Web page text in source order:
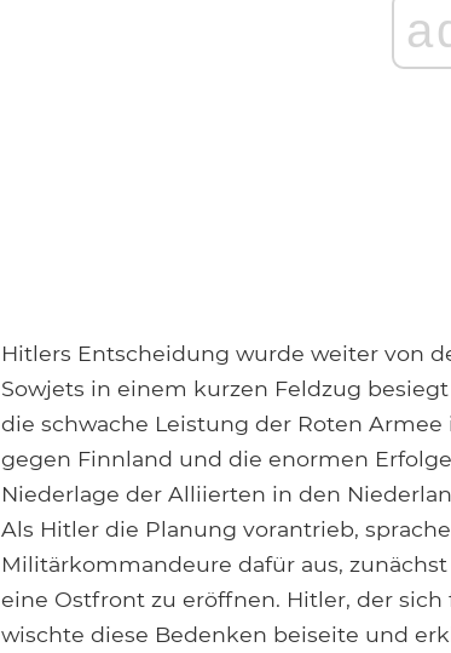
Hitlers Entscheidung wurde weiter von
Sowjets in einem kurzen Feldzug
die schwache Leistung der Roten
gegen Finnland und die enormen
Niederlage der Alliierten in den
Als Hitler die Planung vorantrieb,
Militärkommandeure dafür aus,
eine Ostfront zu eröffnen. Hitler, der
wischte diese Bedenken beiseite und